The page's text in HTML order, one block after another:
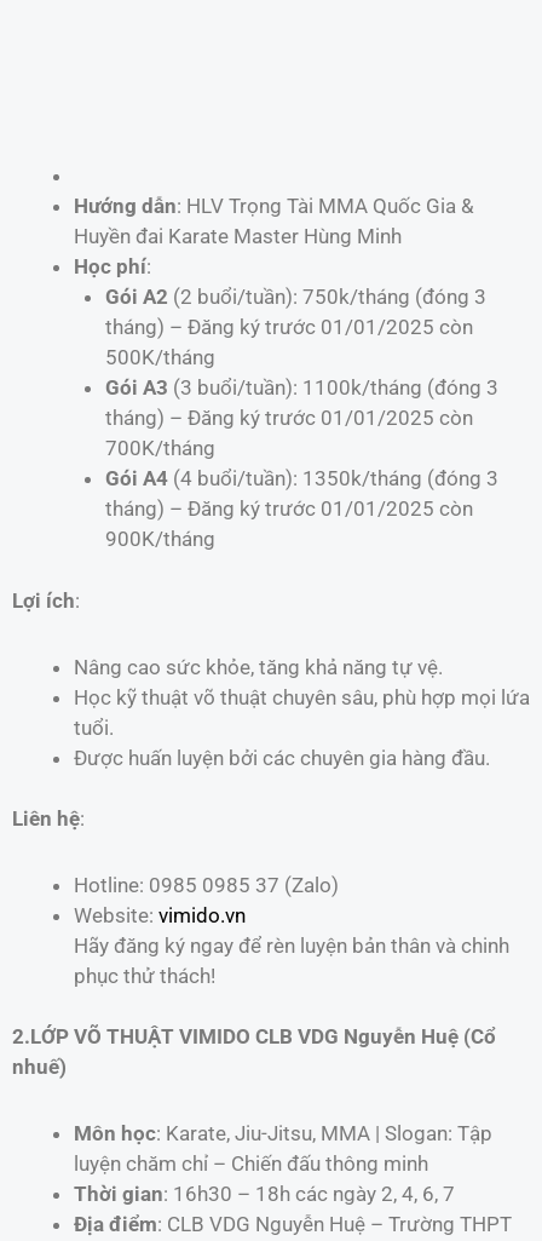
Hướng dẫn: HLV Trọng Tài MMA Quốc Gia &
Huyền đai Karate Master Hùng Minh
Học phí:
Gói A2 (2 buổi/tuần): 750k/tháng (đóng 3
tháng) – Đăng ký trước 01/01/2025 còn
500K/tháng
Gói A3 (3 buổi/tuần): 1100k/tháng (đóng 3
tháng) – Đăng ký trước 01/01/2025 còn
700K/tháng
Gói A4(4 buổi/tuần): 1350k/tháng (đóng 3
tháng) – Đăng ký trước 01/01/2025 còn
900K/tháng
Lợi ích:
Nâng cao sức khỏe, tăng khả năng tự vệ.
Học kỹ thuật võ thuật chuyên sâu, phù hợp mọi lứa
tuổi.
Được huấn luyện bởi các chuyên gia hàng đầu.
Liên hệ:
Hotline: 0985 0985 37 (Zalo)
Website: vimido.vn
Hãy đăng ký ngay để rèn luyện bản thân và chinh
phục thử thách!
2.LỚP VÕ THUẬT VIMIDO CLB VDG Nguyễn Huệ (Cổ
nhuế)
Môn học: Karate, Jiu-Jitsu, MMA | Slogan: Tập
luyện chăm chỉ – Chiến đấu thông minh
Thời gian: 16h30 – 18h các ngày 2, 4, 6, 7
Địa điểm: CLB VDG Nguyễn Huệ – Trường THPT